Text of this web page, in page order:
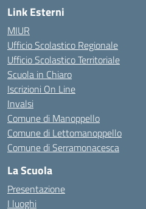
Link Esterni
MIUR
Ufficio Scolastico Regionale
Ufficio Scolastico Territoriale
Scuola in Chiaro
Iscrizioni On Line
Invalsi
Comune di Manoppello
Comune di Lettomanoppello
Comune di Serramonacesca
La Scuola
Presentazione
I luoghi